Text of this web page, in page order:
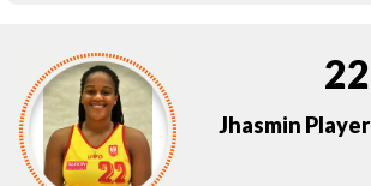
22
Jhasmin Player